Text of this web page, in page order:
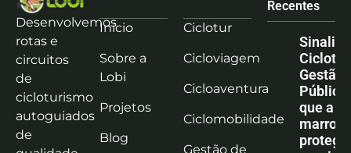
Desenvolvemos
rotas e
circuitos
de
cicloturismo
autoguiados
de
Início
Sobre a
Lobi
Projetos
Blog
Ciclotur
Cicloviagem
Cicloaventura
Ciclomobilidade
Gestão de
Recentes
Gestão
que a
marrom
protege